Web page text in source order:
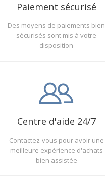
Paiement sécurisé
Des moyens de paiements bien
sécurisés sont mis à votre
disposition
Centre d'aide 24/7
Contactez-vous pour avoir une
meilleure expérience d'achats
bien assistée